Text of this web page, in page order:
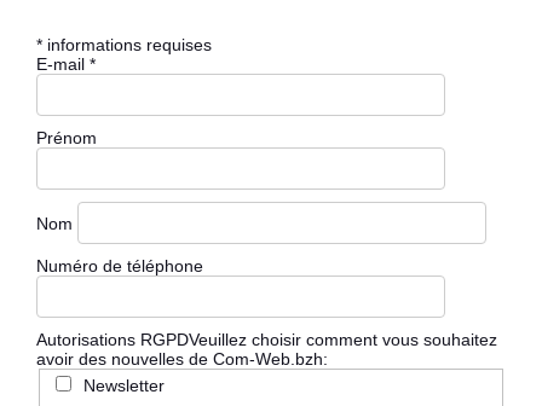
* informations requises
E-mail *
Prénom
Nom
Numéro de téléphone
Autorisations RGPDVeuillez choisir comment vous souhaitez
avoir des nouvelles de Com-Web.bzh:
Newsletter